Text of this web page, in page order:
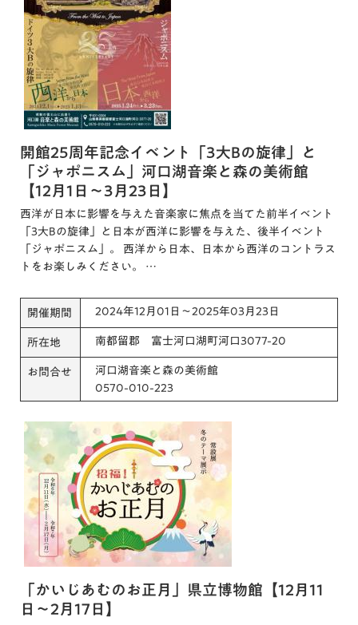
開館25周年記念イベント「3大Bの旋律」と
「ジャポニスム」河口湖音楽と森の美術館
【12月1日～3月23日】
西洋が日本に影響を与えた音楽家に焦点を当てた前半イベント
「3大Bの旋律」と日本が西洋に影響を与えた、後半イベント
「ジャポニスム」。 西洋から日本、日本から西洋のコントラス
トをお楽しみください。 …
開催期間 2024年12月01日～2025年03月23日
所在地 南都留郡 富士河口湖町河口3077-20
お問合せ
河口湖音楽と森の美術館
0570-010-223
「かいじあむのお正月」県立博物館【12月11
日～2月17日】